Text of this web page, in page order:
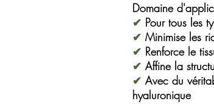
Domaine
✔ Pour tous les
✔ Minimise les
✔ Renforce le
✔ Affine la
✔ Avec du
hyaluronique